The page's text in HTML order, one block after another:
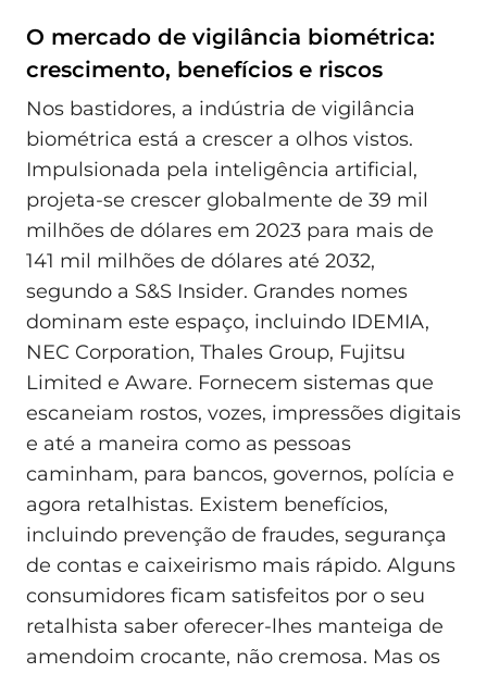
O mercado de vigilância biométrica:
crescimento, benefícios e riscos
Nos bastidores, a indústria de vigilância
biométrica está a crescer a olhos vistos.
Impulsionada pela inteligência artificial,
projeta-se crescer globalmente de 39 mil
milhões de dólares em 2023 para mais de
141 mil milhões de dólares até 2032,
segundo a S&S Insider. Grandes nomes
dominam este espaço, incluindo IDEMIA,
NEC Corporation, Thales Group, Fujitsu
Limited e Aware. Fornecem sistemas que
escaneiam rostos, vozes, impressões digitais
e até a maneira como as pessoas
caminham, para bancos, governos, polícia e
agora retalhistas. Existem benefícios,
incluindo prevenção de fraudes, segurança
de contas e caixeirismo mais rápido. Alguns
consumidores ficam satisfeitos por o seu
retalhista saber oferecer-lhes manteiga de
amendoim crocante, não cremosa. Mas os